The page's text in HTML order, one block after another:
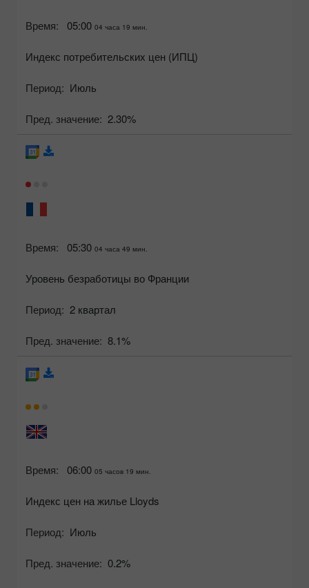
Время: 05:00 04 часа 19 мин.
Индекс потребительских цен (ИПЦ)
Период: Июль
Пред. значение: 2.30%
Время: 05:30 04 часа 49 мин.
Уровень безработицы во Франции
Период: 2 квартал
Пред. значение: 8.1%
Время: 06:00 05 часов 19 мин.
Индекс цен на жилье Lloyds
Период: Июль
Пред. значение: 0.2%